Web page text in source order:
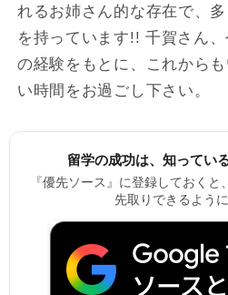
れるお姉さん的な存在で、
を持っています!! 千賀さん
の経験をもとに、これから
い時間をお過ごし下さい。
留学の成功は、知ってい
『優先ソース』に登録しておく
先取りできるよう